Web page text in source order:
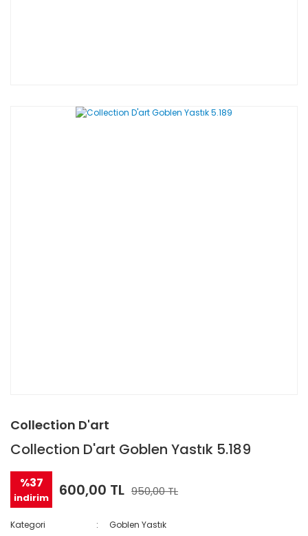
Collection D'art
Collection D'art Goblen Yastık 5.189
%37
indirim 600,00 TL 950,00 TL
Kategori
Goblen Yastık